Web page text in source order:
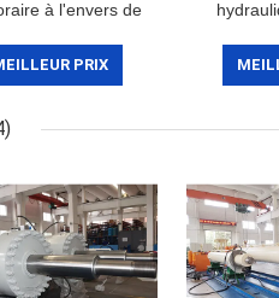
à l'envers de
de coup double
double
PRIX
pour le